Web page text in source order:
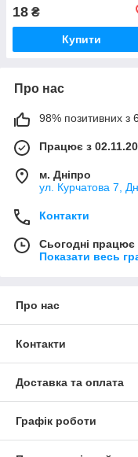
18 ₴
Купити
Про нас
98% позитивних з
Працює з
м. Дніпро
ул. Курчатова 7,
Контакти
Сьогодні працює
Показати весь
Про нас
Контакти
Доставка та оплата
Графік роботи